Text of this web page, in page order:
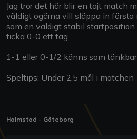
Jag tror det här blir en tajt match
väldigt ogärna vill släppa in första
som en väldigt stabil startposition
ticka 0-0 ett tag.
1-1 eller 0-1/2 känns som
Speltips: Under 2,5 mål i matchen
Halmstad - Göteborg